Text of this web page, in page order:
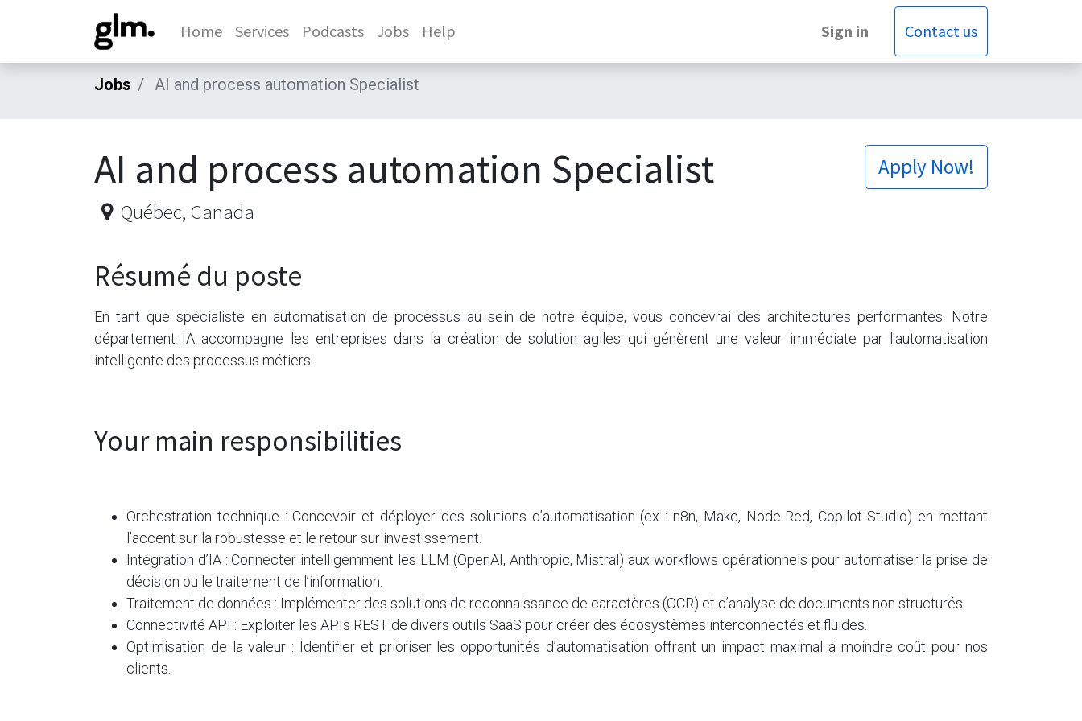
Home Services Podcasts Jobs Help Sign in Contact us
Jobs AI and process automation Specialist
Apply Now!
AI and process automation Specialist
Québec, Canada
Résumé du poste
En tant que spécialiste en automatisation de processus au sein de notre équipe, vous concevrai des architectures performantes. Notre
département IA accompagne les entreprises dans la création de solution agiles qui génèrent une valeur immédiate par l'automatisation
intelligente des processus métiers.
Your main responsibilities
Orchestration technique : Concevoir et déployer des solutions d’automatisation (ex : n8n, Make, Node-Red, Copilot Studio) en mettant
l’accent sur la robustesse et le retour sur investissement.
Intégration d’IA : Connecter intelligemment les LLM (OpenAI, Anthropic, Mistral) aux workflows opérationnels pour automatiser la prise de
décision ou le traitement de l’information.
Traitement de données : Implémenter des solutions de reconnaissance de caractères (OCR) et d’analyse de documents non structurés.
Connectivité API : Exploiter les APIs REST de divers outils SaaS pour créer des écosystèmes interconnectés et fluides.
Optimisation de la valeur : Identifier et prioriser les opportunités d’automatisation offrant un impact maximal à moindre coût pour nos
clients.